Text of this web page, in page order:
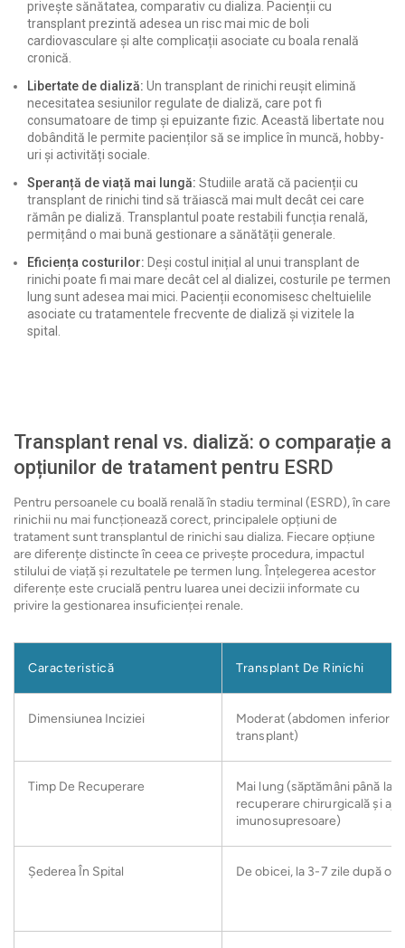
privește sănătatea, comparativ cu dializa. Pacienții cu
transplant prezintă adesea un risc mai mic de boli
cardiovasculare și alte complicații asociate cu boala renală
cronică.
Libertate de dializă: Un transplant de rinichi reușit elimină
necesitatea sesiunilor regulate de dializă, care pot fi
consumatoare de timp și epuizante fizic. Această libertate nou
dobândită le permite pacienților să se implice în muncă, hobby-
uri și activități sociale.
Speranță de viață mai lungă: Studiile arată că pacienții cu
transplant de rinichi tind să trăiască mai mult decât cei care
rămân pe dializă. Transplantul poate restabili funcția renală,
permițând o mai bună gestionare a sănătății generale.
Eficiența costurilor: Deși costul inițial al unui transplant de
rinichi poate fi mai mare decât cel al dializei, costurile pe termen
lung sunt adesea mai mici. Pacienții economisesc cheltuielile
asociate cu tratamentele frecvente de dializă și vizitele la
spital.
Transplant renal vs. dializă: o comparație a
opțiunilor de tratament pentru ESRD
Pentru persoanele cu boală renală în stadiu terminal (ESRD), în care
rinichii nu mai funcționează corect, principalele opțiuni de
tratament sunt transplantul de rinichi sau dializa. Fiecare opțiune
are diferențe distincte în ceea ce privește procedura, impactul
stilului de viață și rezultatele pe termen lung. Înțelegerea acestor
diferențe este crucială pentru luarea unei decizii informate cu
privire la gestionarea insuficienței renale.
Caracteristică Transplant De Rinichi
Dimensiunea Inciziei
Moderat (abdomen inferior
transplant)
Timp De Recuperare
Mai lung (săptămâni până la
recuperare chirurgicală și
imunosupresoare)
Șederea În Spital De obicei, la 3-7 zile după